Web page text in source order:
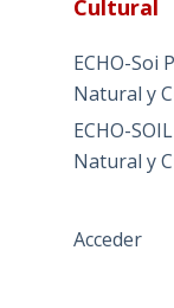
Cultural
ECHO-Soi
Natural y
ECHO-
Natural y
Acceder